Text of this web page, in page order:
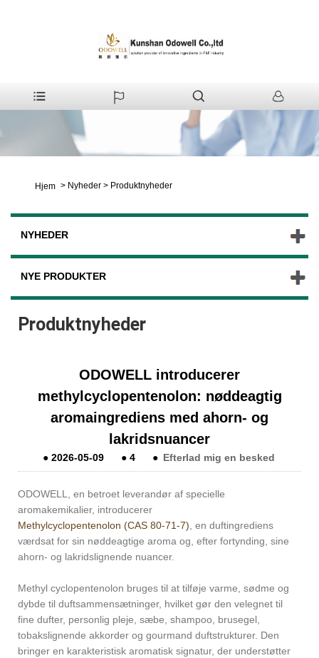
Hjem > Nyheder > Produktnyheder
NYHEDER
NYE PRODUKTER
Produktnyheder
ODOWELL introducerer
methylcyclopentenolon: nøddeagtig
aromaingrediens med ahorn- og
lakridsnuancer
● 2026-05-09 ● 4 ● Efterlad mig en besked
ODOWELL, en betroet leverandør af specielle
aromakemikalier, introducerer
Methylcyclopentenolon (CAS 80-71-7), en duftingrediens
værdsat for sin nøddeagtige aroma og, efter fortynding, sine
ahorn- og lakridslignende nuancer.
Methyl cyclopentenolon bruges til at tilføje varme, sødme og
dybde til duftsammensætninger, hvilket gør den velegnet til
fine dufter, personlig pleje, sæbe, shampoo, brusegel,
tobakslignende akkorder og gourmand duftstrukturer. Den
bringer en karakteristisk aromatisk signatur, der understøtter